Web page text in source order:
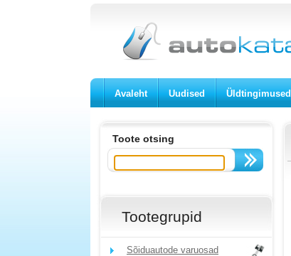
Avaleht Uudised Üldtingimused
Toote otsing
Tootegrupid
Sõiduautode varuosad